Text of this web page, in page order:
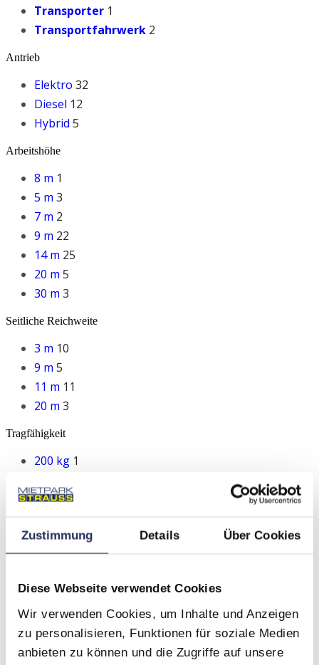
Zustimmung Details Über Cookies
Diese Webseite verwendet Cookies
Wir verwenden Cookies, um Inhalte und Anzeigen
zu personalisieren, Funktionen für soziale Medien
anbieten zu können und die Zugriffe auf unsere
Transporter 1
Transportfahrwerk 2
Antrieb
Elektro 32
Diesel 12
Hybrid 5
Arbeitshöhe
8 m 1
5 m 3
7 m 2
9 m 22
14 m 25
20 m 5
30 m 3
Seitliche Reichweite
3 m 10
9 m 5
11 m 11
20 m 3
Tragfähigkeit
200 kg 1
100 kg29
300 kg14
450 kg9
650 kg4